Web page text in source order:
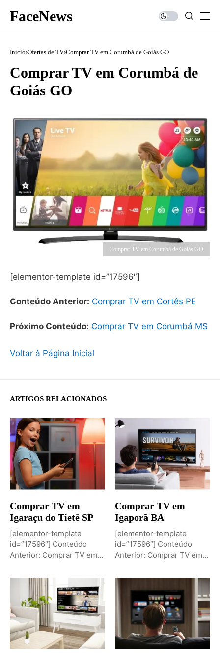
FaceNews
Início Ofertas de TV Comprar TV em Corumbá de Goiás GO
Comprar TV em Corumbá de
Goiás GO
Comprar TV em Corumbá de Goiás GO
[elementor-template id=”17596″]
Conteúdo Anterior: Comprar TV em Cortês PE
Próximo Conteúdo: Comprar TV em Corumbá MS
Voltar à Página Inicial
ARTIGOS RELACIONADOS
Comprar TV em
Igaraçu do Tietê SP
[elementor-template
id=”17596″] Conteúdo
Anterior: Comprar TV em
Conteúdo: Sobremesa de...
Comprar TV em
Igaporã BA
[elementor-template
id=”17596″] Conteúdo
Anterior: Comprar TV em
Comprar TV...